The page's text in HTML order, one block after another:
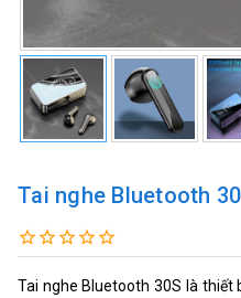
Tai nghe Bluetooth
Tai nghe Bluetooth 30S là thiết